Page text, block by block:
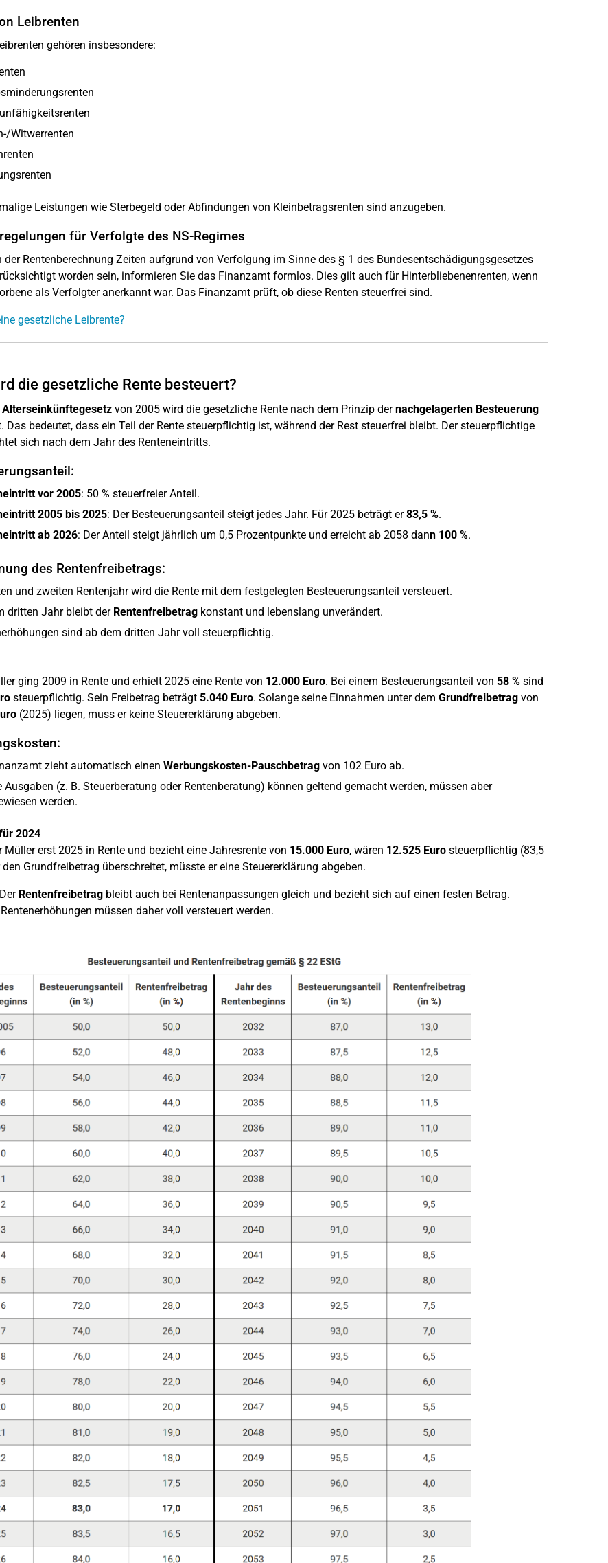
Leibrenten
gehören insbesondere:
Witwerrenten
Leistungen wie Sterbegeld oder Abfindungen von Kleinbetragsrenten sind anzugeben.
für Verfolgte des NS-Regimes
der Rentenberechnung Zeiten aufgrund von Verfolgung im Sinne des § 1 des Bundesentschädigungsgesetzes
worden sein, informieren Sie das Finanzamt formlos. Dies gilt auch für Hinterbliebenenrenten, wenn
als Verfolgter anerkannt war. Das Finanzamt prüft, ob diese Renten steuerfrei sind.
gesetzliche Leibrente?
die gesetzliche Rente besteuert?
Alterseinkünftegesetzvon 2005 wird die gesetzliche Rente nach dem Prinzip dernachgelagerten Besteuerung
Das bedeutet, dass ein Teil der Rente steuerpflichtig ist, während der Rest steuerfrei bleibt. Der steuerpflichtige
sich nach dem Jahr des Renteneintritts.
vor 2005: 50 % steuerfreier Anteil.
2005 bis 2025: Der Besteuerungsanteil steigt jedes Jahr. Für 2025 beträgt er83,5 %.
ab 2026: Der Anteil steigt jährlich um 0,5 Prozentpunkte und erreicht ab 2058 dann 100 %.
des Rentenfreibetrags:
und zweiten Rentenjahr wird die Rente mit dem festgelegten Besteuerungsanteil versteuert.
dritten Jahr bleibt der Rentenfreibetragkonstant und lebenslang unverändert.
sind ab dem dritten Jahr voll steuerpflichtig.
ging 2009 in Rente und erhielt 2025 eine Rente von 12.000 Euro. Bei einem Besteuerungsanteil von 58 %sind
steuerpflichtig. Sein Freibetrag beträgt 5.040 Euro. Solange seine Einnahmen unter dem Grundfreibetragvon
(2025) liegen, muss er keine Steuererklärung abgeben.
zieht automatisch einen Werbungskosten-Pauschbetragvon 102 Euro ab.
Ausgaben (z. B. Steuerberatung oder Rentenberatung) können geltend gemacht werden, müssen aber
werden.
2024
Müller erst 2025 in Rente und bezieht eine Jahresrente von 15.000 Euro, wären 12.525 Eurosteuerpflichtig (83,5
den Grundfreibetrag überschreitet, müsste er eine Steuererklärung abgeben.
Der Rentenfreibetragbleibt auch bei Rentenanpassungen gleich und bezieht sich auf einen festen Betrag.
müssen daher voll versteuert werden.